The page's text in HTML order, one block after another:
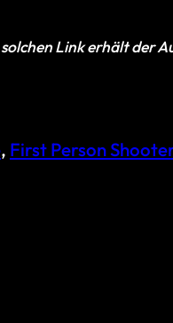
Link erhält der
, First Person Shooter